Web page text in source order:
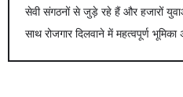
सेवी संगठनों से जुड़े रहे हैं और हजारों
साथ रोजगार दिलवाने में महत्वपूर्ण भूमिका